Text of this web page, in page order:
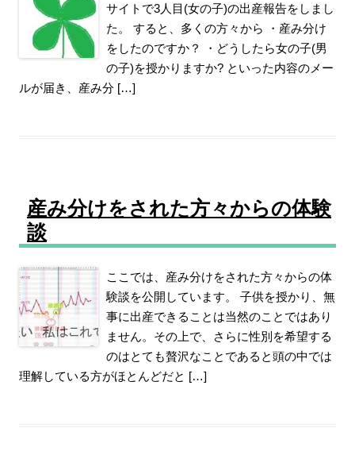
サイトで3人目(女の子)の出産報告をしまし
た。 すると、多くの方々から ・産み分け
をしたのですか？ ・どうしたら女の子(男
の子)を授かりますか? といった内容のメー
ルが届き、産み分 […]
産み分けをされた方々からの体験
談
ここでは、産み分けをされた方々からの体
験談を公開しています。 子供を授かり、無
事に出産できることは当然のことではあり
ません。その上で、さらに性別を希望する
のはとても贅沢なことであると頭の中では
理解している方がほとんどだと […]